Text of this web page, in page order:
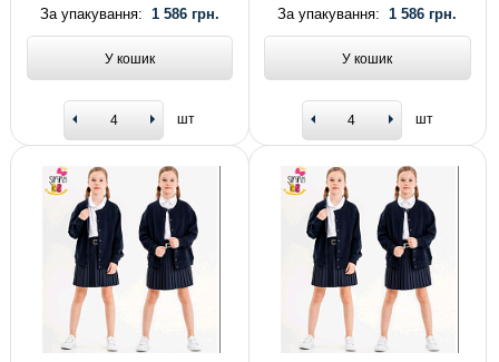
За упакування: 1 586 грн.
У кошик
шт
За упакування:1 586 грн.
У кошик
шт